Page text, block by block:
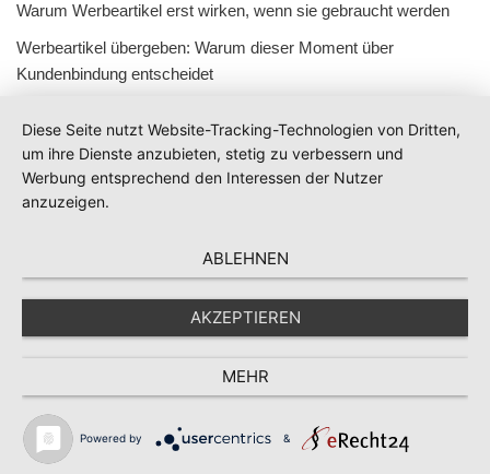
Warum Werbeartikel erst wirken, wenn sie gebraucht werden
Werbeartikel übergeben: Warum dieser Moment über
Kundenbindung entscheidet
Diese Seite nutzt Website-Tracking-Technologien von Dritten,
um ihre Dienste anzubieten, stetig zu verbessern und
Werbung entsprechend den Interessen der Nutzer
anzuzeigen.
ABLEHNEN
AKZEPTIEREN
MEHR
Powered by &